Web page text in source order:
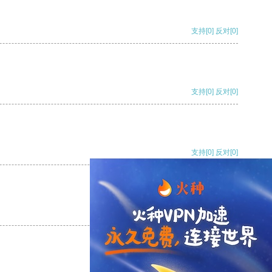
支持[0] 反对[0]
支持[0] 反对[0]
支持[0] 反对[0]
支持[0] 反对